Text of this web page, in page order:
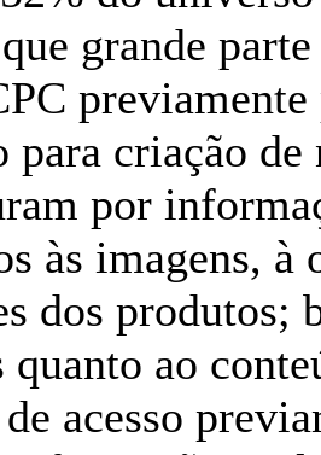
grande
para criação
por
às imagens, à
dos produtos;
quanto ao
acesso